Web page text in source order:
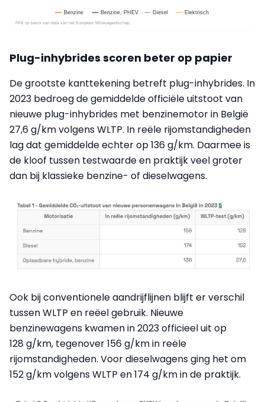
Plug-inhybrides scoren beter op papier
De grootste kanttekening betreft plug-inhybrides. In
2023 bedroeg de gemiddelde officiële uitstoot van
nieuwe plug-inhybrides met benzinemotor in België
27,6 g/km volgens WLTP. In reële rijomstandigheden
lag dat gemiddelde echter op 136 g/km. Daarmee is
de kloof tussen testwaarde en praktijk veel groter
dan bij klassieke benzine- of dieselwagens.
Ook bij conventionele aandrijflijnen blijft er verschil
tussen WLTP en reëel gebruik. Nieuwe
benzinewagens kwamen in 2023 officieel uit op
128 g/km, tegenover 156 g/km in reële
rijomstandigheden. Voor dieselwagens ging het om
152 g/km volgens WLTP en 174 g/km in de praktijk.